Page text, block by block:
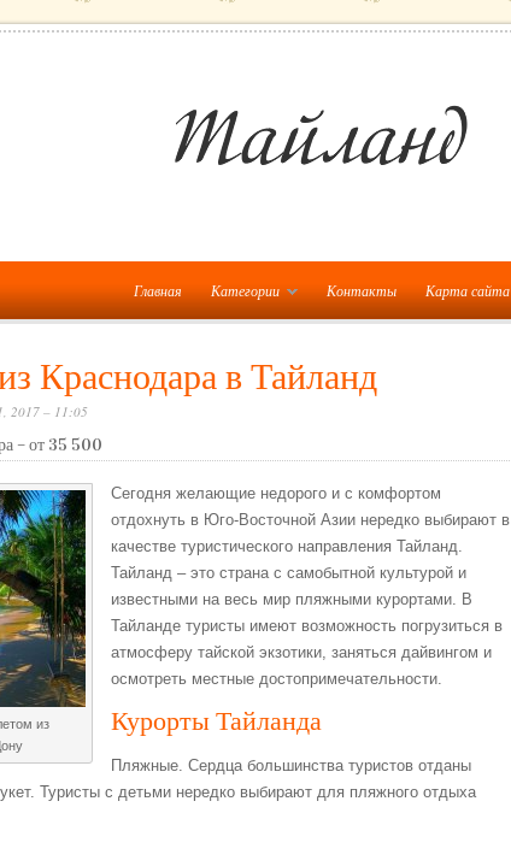
Главная Категории Контакты Карта сайта
Краснодара в Тайланд
2017 – 11:05
– от 35 500
из
Сегодня желающие недорого и с комфортом
отдохнуть в Юго-Восточной Азии нередко выбирают в
качестве туристического направления Тайланд.
Тайланд – это страна с самобытной культурой и
известными на весь мир пляжными курортами. В
Тайланде туристы имеют возможность погрузиться в
атмосферу тайской экзотики, заняться дайвингом и
осмотреть местные достопримечательности.
Курорты Тайланда
Пляжные. Сердца большинства туристов отданы
Туристы с детьми нередко выбирают для пляжного отдыха